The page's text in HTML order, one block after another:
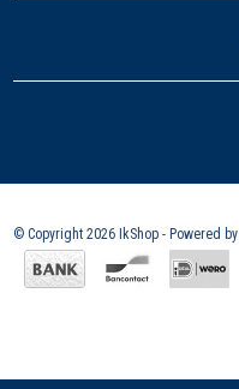
© Copyright 2026 IkShop - Powered by